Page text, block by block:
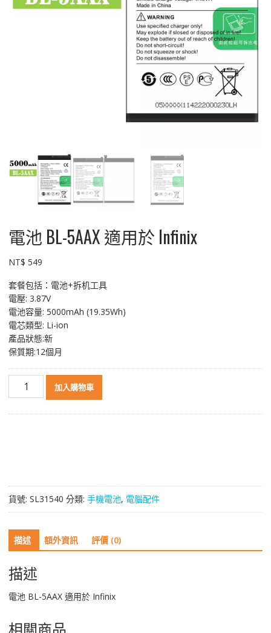
電池 BL-5AAX 適用於 Infinix
NT$ 549
套餐包括：電池+拆机工具
電壓: 3.87V
電池容量: 5000mAh (19.35Wh)
電芯類型: Li-ion
產品狀態:新
保質期:12個月
數
量
加入購物車
貨號: SL31540 分類: 手機電池, 電腦配件
描述 額外資訊 評價 (0)
描述
電池 BL-5AAX 適用於 Infinix
相關商品